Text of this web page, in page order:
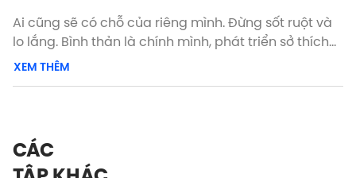
Ai cũng sẽ có chỗ của riêng mình. Đừng sốt ruột và
lo lắng. Bình thản là chính mình, phát triển sở thích
và đam mê, rồi bạn sẽ tìm ra được nơi thuộc về.
Spotify hoặc Apple Podcast.
XEM THÊM
CÁC